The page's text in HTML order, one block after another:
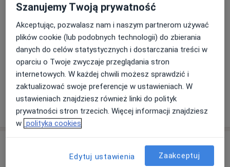
Specjalizuję się w leczeniu problemów
stawy obwodowe, stosując skuteczne techniki
terapii manualnej wg koncepcji Maitland’a.
Każdy pacjent otrzymuje indywidualne podejście,
a moje umiejętności w zakresie osteopatii
pozwalają mi na holistyczne spojrzenie na
zdrowie, co przekłada się na kompleksową
opiekę i skuteczne leczenie.
30/09/2024
Szanujemy Twoją prywatność
Akceptując, pozwalasz nam i naszym partnerom używać
plików cookie (lub podobnych technologii) do zbierania
danych do celów statystycznych i dostarczania treści w
oparciu o Twoje zwyczaje przeglądania stron
internetowych. W każdej chwili możesz sprawdzić i
zaktualizować swoje preferencje w ustawieniach. W
ustawieniach znajdziesz również linki do polityk
prywatności stron trzecich. Więcej informacji znajdziesz
w polityka cookies
Edytuj ustawienia Zaakceptuj